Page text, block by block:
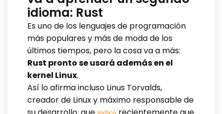
idioma: Rust
Es uno de los lenguajes de programación
más populares y más de moda de los
últimos tiempos, pero la cosa va a más:
Rust pronto se usará además en el
kernel Linux.
Así lo afirma incluso Linus Torvalds,
creador de Linux y máximo responsable de
indicó